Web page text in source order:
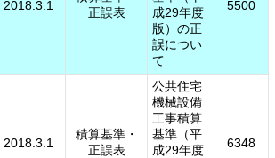
2018.3.1
正誤表
成29年度
版）の正
誤につい
て
5500
2018.3.1
積算基準・
正誤表
公共住宅
機械設備
工事積算
基準（平
成29年度
6348